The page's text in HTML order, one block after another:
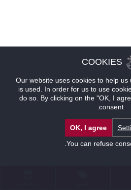
COOKIES
Our website uses cookies to help
is used. In order for us to use
do so. By clicking on the "OK, I
consent.
OK, I agree
You can refuse
.